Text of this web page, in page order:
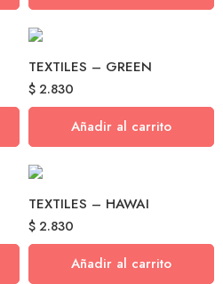
TEXTILES – GREEN
$2.830
Añadir al carrito
TEXTILES – HAWAI
$2.830
Añadir al carrito